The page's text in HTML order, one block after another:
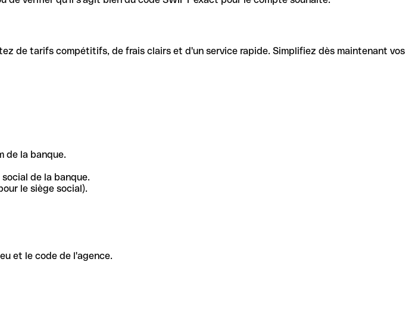
de tarifs compétitifs, de frais clairs et d'un service rapide. Simplifiez dès maintenant vos
de la banque.
de la banque.
le siège social).
et le code de l'agence.